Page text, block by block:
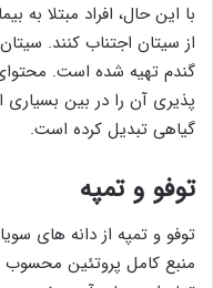
با این حال، افراد مبتلا به
از سیتان اجتناب کنند.
گندم تهیه شده است.
پذیری آن را در بین
گیاهی تبدیل کرده است.
توفو و تمپه
توفو و تمپه از دانه های
منبع کامل پروتئین